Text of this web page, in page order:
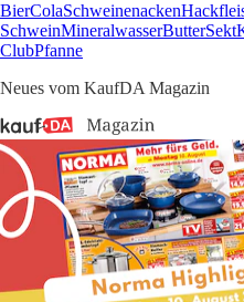
BierColaSchweinenacken
SchweinMineralwasserButterSekt
ClubPfanne
Neues vom KaufDA Magazin